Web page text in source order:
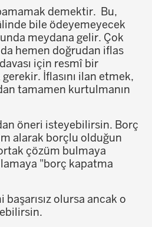
demektir. Bu,
bile ödeyemeyecek
meydana gelir. Çok
hemen doğrudan iflas
için resmî bir
İflasını ilan etmek,
tamamen kurtulmanın
öneri isteyebilirsin. Borç
alarak borçlu olduğun
çözüm bulmaya
"borç kapatma
olursa ancak o